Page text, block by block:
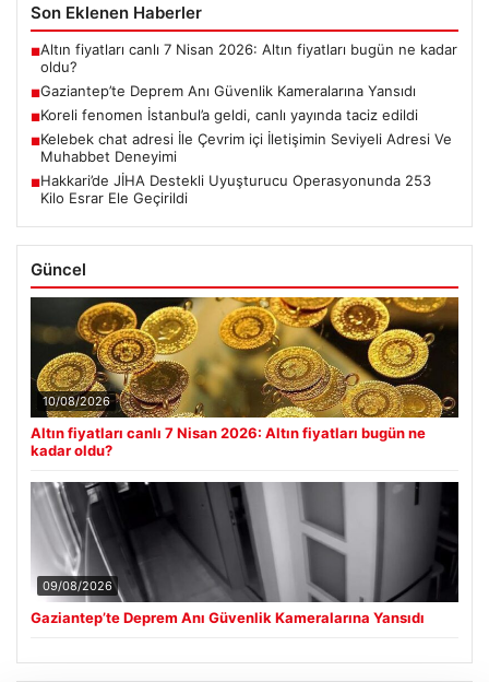
Son Eklenen Haberler
■Altın fiyatları canlı 7 Nisan 2026: Altın fiyatları bugün ne kadar
oldu?
■Gaziantep’te Deprem Anı Güvenlik Kameralarına Yansıdı
■Koreli fenomen İstanbul’a geldi, canlı yayında taciz edildi
■Kelebek chat adresi İle Çevrim içi İletişimin Seviyeli Adresi Ve
Muhabbet Deneyimi
■Hakkari’de JİHA Destekli Uyuşturucu Operasyonunda 253
Kilo Esrar Ele Geçirildi
Güncel
10/08/2026
Altın fiyatları canlı 7 Nisan 2026: Altın fiyatları bugün ne
kadar oldu?
09/08/2026
Gaziantep’te Deprem Anı Güvenlik Kameralarına Yansıdı